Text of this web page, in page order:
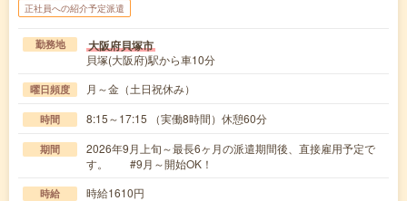
正社員への紹介予定派遣
勤務地 大阪府貝塚市
貝塚(大阪府)駅から車10分
曜日頻度 月～金（土日祝休み）
時間 8:15～17:15 （実働8時間）休憩60分
期間
2026年9月上旬～最長6ヶ月の派遣期間後、直接雇用予定で
す。 #9月～開始OK！
時給 時給1610円